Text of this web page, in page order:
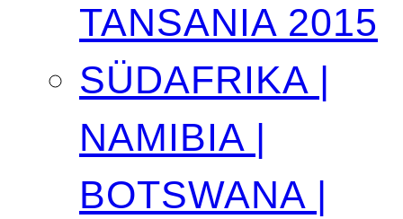
TANSANIA 2015
SÜDAFRIKA |
NAMIBIA |
BOTSWANA |